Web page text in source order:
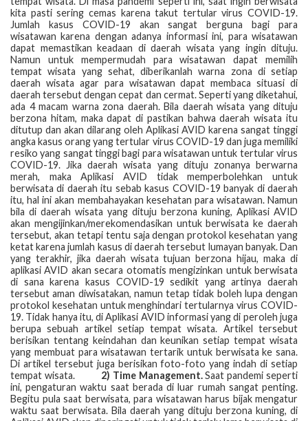
kita pasti sering cemas karena takut tertular virus COVID-19.
Jumlah kasus COVID-19 akan sangat berguna bagi para
wisatawan karena dengan adanya informasi ini, para wisatawan
dapat memastikan keadaan di daerah wisata yang ingin dituju.
Namun untuk mempermudah para wisatawan dapat memilih
tempat wisata yang sehat, diberikanlah warna zona di setiap
daerah wisata agar para wisatawan dapat membaca situasi di
daerah tersebut dengan cepat dan cermat. Seperti yang diketahui,
ada 4 macam warna zona daerah. Bila daerah wisata yang dituju
berzona hitam, maka dapat di pastikan bahwa daerah wisata itu
ditutup dan akan dilarang oleh Aplikasi AVID karena sangat tinggi
angka kasus orang yang tertular virus COVID-19 dan juga memiliki
resiko yang sangat tinggi bagi para wisatawan untuk tertular virus
COVID-19. Jika daerah wisata yang dituju zonanya berwarna
merah, maka Aplikasi AVID tidak memperbolehkan untuk
berwisata di daerah itu sebab kasus COVID-19 banyak di daerah
itu, hal ini akan membahayakan kesehatan para wisatawan. Namun
bila di daerah wisata yang dituju berzona kuning, Aplikasi AVID
akan mengijinkan/merekomendasikan untuk berwisata ke daerah
tersebut, akan tetapi tentu saja dengan protokol kesehatan yang
ketat karena jumlah kasus di daerah tersebut lumayan banyak. Dan
yang terakhir, jika daerah wisata tujuan berzona hijau, maka di
aplikasi AVID akan secara otomatis mengizinkan untuk berwisata
di sana karena kasus COVID-19 sedikit yang artinya daerah
tersebut aman diwisatakan, namun tetap tidak boleh lupa dengan
protokol kesehatan untuk menghindari tertularnya virus COVID-
19. Tidak hanya itu, di Aplikasi AVID informasi yang di peroleh juga
berupa sebuah artikel setiap tempat wisata. Artikel tersebut
berisikan tentang keindahan dan keunikan setiap tempat wisata
yang membuat para wisatawan tertarik untuk berwisata ke sana.
Di artikel tersebut juga berisikan foto-foto yang indah di setiap
tempat wisata. 2) Time Management.Saat pandemi seperti
ini, pengaturan waktu saat berada di luar rumah sangat penting.
Begitu pula saat berwisata, para wisatawan harus bijak mengatur
waktu saat berwisata. Bila daerah yang dituju berzona kuning, di